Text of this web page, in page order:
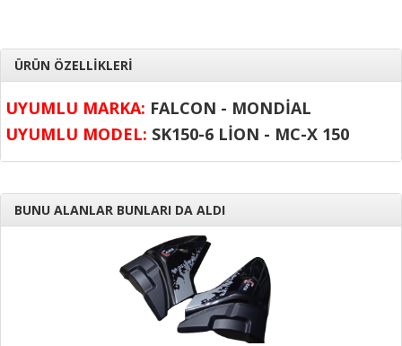
ÜRÜN ÖZELLİKLERİ
UYUMLU MARKA: FALCON - MONDİAL
UYUMLU MODEL: SK150-6 LİON - MC-X 150
BUNU ALANLAR BUNLARI DA ALDI